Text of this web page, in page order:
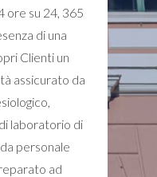
ore su 24, 365
di una
Clienti un
assicurato da
laboratorio di
personale
ad